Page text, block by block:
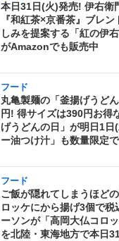
本日31日(火)発売! 伊右衛
『和紅茶×京番茶』ブレ
しみを提案する「紅の伊
がAmazonでも販売中
フード
丸亀製麺の「釜揚げうど
円! 得サイズは390円お得
げうどんの日」が明日1日
ー油つけ汁」も数量限定
フード
ご飯が隠れてしまうほど
ロッケにから揚げ3個で
ーソンが「高岡大仏コロ
を北陸・東海地方で本日